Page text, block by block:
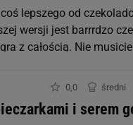
lepszego od
wersji jest barrrdzo
z całością. Nie
0,0 średni
i serem